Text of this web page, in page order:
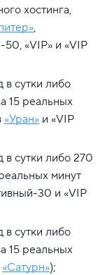
хостинга,
,
«VIP» и «VIP
сутки либо
15 реальных
«Уран» и «VIP
сутки либо 270
минут
30 и «VIP
сутки либо
15 реальных
«Сатурн»);